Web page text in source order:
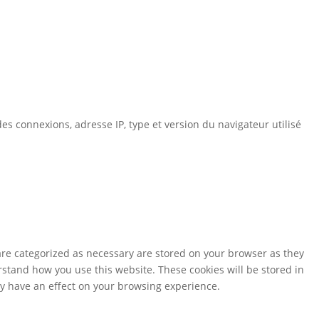
connexions, adresse IP, type et version du navigateur utilisé
categorized as necessary are stored on your browser as they
how you use this website. These cookies will be stored in
have an effect on your browsing experience.